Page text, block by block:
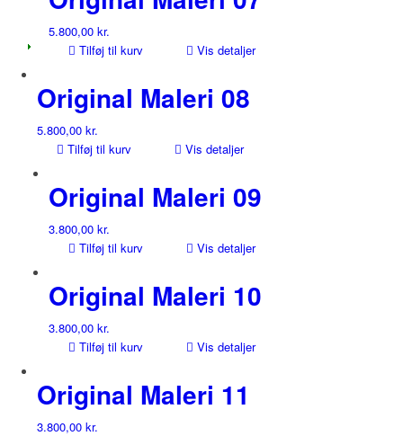
5.800,00 kr.
Tilføj til kurv
Vis detaljer
Original Maleri 08
5.800,00 kr.
Tilføj til kurv
Vis detaljer
Original Maleri 09
3.800,00 kr.
Tilføj til kurv
Vis detaljer
Original Maleri 10
3.800,00 kr.
Tilføj til kurv
Vis detaljer
Original Maleri 11
3.800,00 kr.